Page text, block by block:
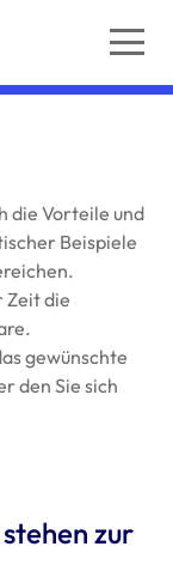
die Vorteile und
Beispiele
Zeit die
gewünschte
den Sie sich
zur